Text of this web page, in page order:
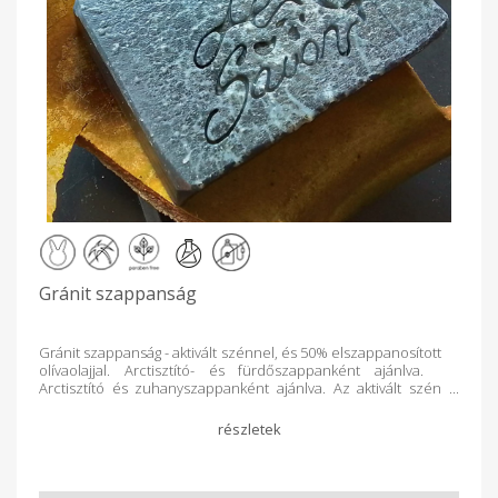
olívaolaj, kukoricakeményítő, 100% természetes gyömbér-
cédrus-levendula illóolaj, őrölt gyömbér, desztillált víz,
nátrium laktát, glicerin* *a szappanosodás során
természetes úton keletkezik Ingredients: saponified coconut
oil, olive oil, cornstarch, 100% natural ginger-cedar-lavender
essential oil, ground ginger, distilled water, sodium lactate,
glycerin* *occurs naturally during saponification
Gránit szappanság
Gránit szappanság - aktivált szénnel, és 50% elszappanosított
olívaolajjal. Arctisztító- és fürdőszappanként ajánlva.
Arctisztító és zuhanyszappanként ajánlva. Az aktivált szén
egyedülálló a világon - orvosilag és tudományosan is
elismerve. Ezen felül közepesen finom bőrradírként